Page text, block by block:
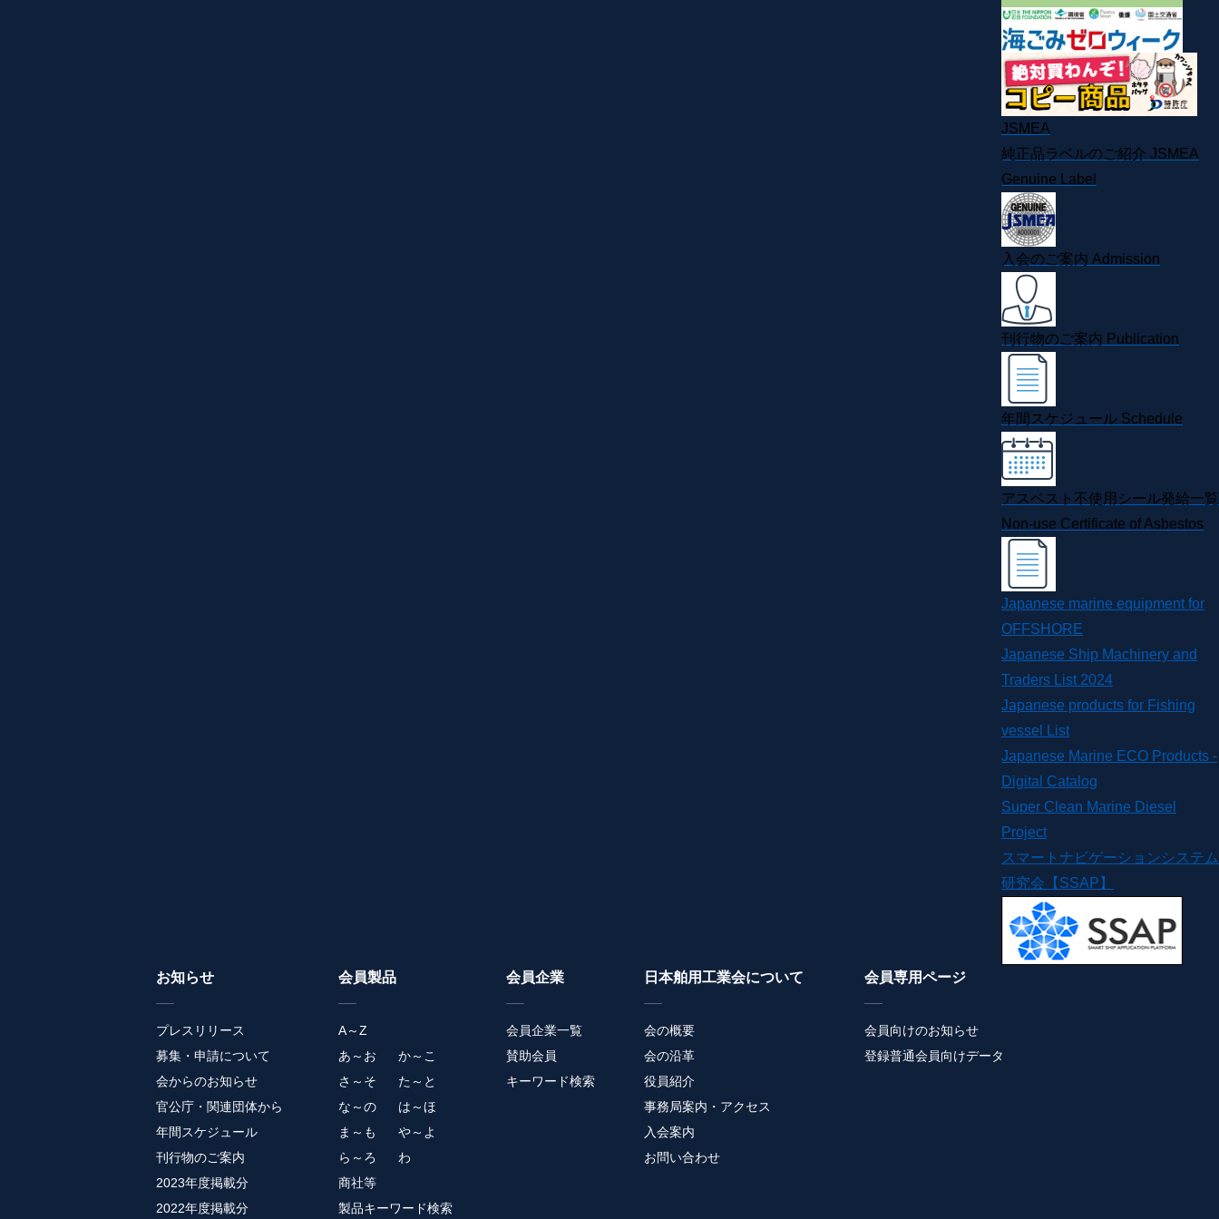
JSMEA
純正品ラベルのご紹介 JSMEA
Genuine Label
入会のご案内 Admission
刊行物のご案内 Publication
年間スケジュール Schedule
アスベスト不使用シール発給一覧
Non-use Certificate of Asbestos
Japanese marine equipment for
OFFSHORE
Japanese Ship Machinery and
Traders List 2024
Japanese products for Fishing
vessel List
Japanese Marine ECO Products -
Digital Catalog
Super Clean Marine Diesel
Project
スマートナビゲーションシステム
研究会【SSAP】
お知らせ
プレスリリース
募集・申請について
会からのお知らせ
官公庁・関連団体から
年間スケジュール
刊行物のご案内
2023年度掲載分
2022年度掲載分
会員製品
A～Z
あ～お
か～こ
さ～そ
た～と
な～の
は～ほ
ま～も
や～よ
ら～ろ
わ
商社等
製品キーワード検索
会員企業
会員企業一覧
賛助会員
キーワード検索
日本舶用工業会について
会の概要
会の沿革
役員紹介
事務局案内・アクセス
入会案内
お問い合わせ
会員専用ページ
会員向けのお知らせ
登録普通会員向けデータ